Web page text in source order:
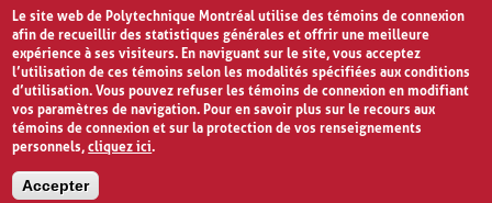
Le site web de Polytechnique Montréal utilise des témoins de connexion
afin de recueillir des statistiques générales et offrir une meilleure
expérience à ses visiteurs. En naviguant sur le site, vous acceptez
l’utilisation de ces témoins selon les modalités spécifiées aux conditions
d’utilisation. Vous pouvez refuser les témoins de connexion en modifiant
vos paramètres de navigation. Pour en savoir plus sur le recours aux
témoins de connexion et sur la protection de vos renseignements
personnels,cliquez ici.
Accepter